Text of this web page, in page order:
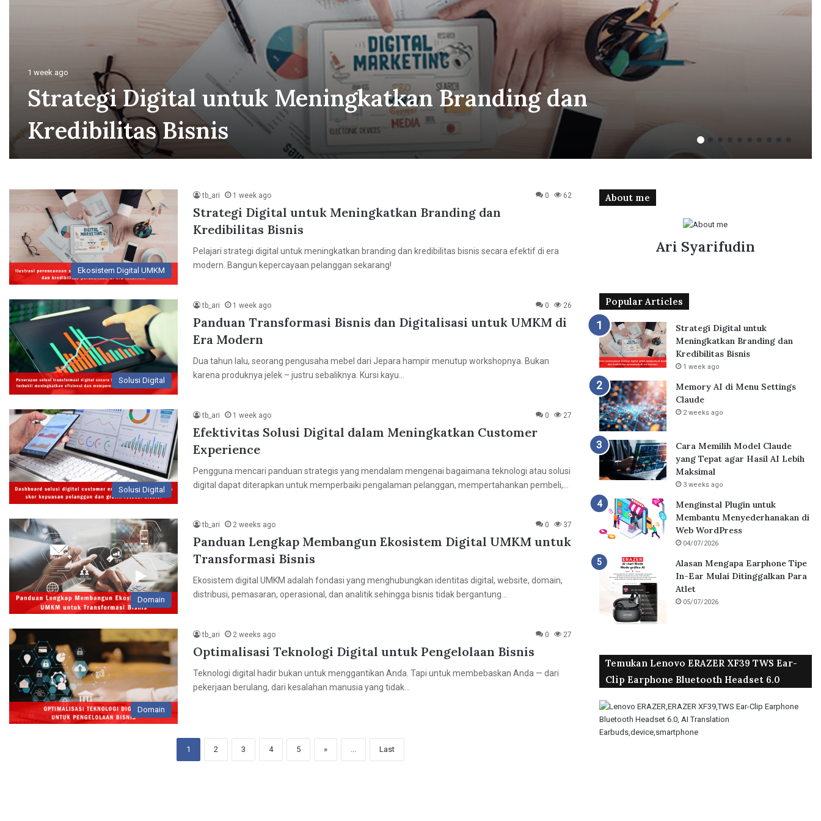
1 week ago
Strategi Digital untuk Meningkatkan Branding dan
Kredibilitas Bisnis
Ekosistem Digital UMKM
tb_ari 1 week ago 0 62
Strategi Digital untuk Meningkatkan Branding dan
Kredibilitas Bisnis
Pelajari strategi digital untuk meningkatkan branding dan kredibilitas bisnis secara efektif di era
modern. Bangun kepercayaan pelanggan sekarang!
Solusi Digital
tb_ari 1 week ago 0 26
Panduan Transformasi Bisnis dan Digitalisasi untuk UMKM di
Era Modern
Dua tahun lalu, seorang pengusaha mebel dari Jepara hampir menutup workshopnya. Bukan
karena produknya jelek – justru sebaliknya. Kursi kayu…
Solusi Digital
tb_ari 1 week ago 0 27
Efektivitas Solusi Digital dalam Meningkatkan Customer
Experience
Pengguna mencari panduan strategis yang mendalam mengenai bagaimana teknologi atau solusi
digital dapat diterapkan untuk memperbaiki pengalaman pelanggan, mempertahankan pembeli,…
Domain
tb_ari 2 weeks ago 0 37
Panduan Lengkap Membangun Ekosistem Digital UMKM untuk
Transformasi Bisnis
Ekosistem digital UMKM adalah fondasi yang menghubungkan identitas digital, website, domain,
distribusi, pemasaran, operasional, dan analitik sehingga bisnis tidak bergantung…
Domain
tb_ari 2 weeks ago 0 27
Optimalisasi Teknologi Digital untuk Pengelolaan Bisnis
Teknologi digital hadir bukan untuk menggantikan Anda. Tapi untuk membebaskan Anda — dari
pekerjaan berulang, dari kesalahan manusia yang tidak…
1 2 3 4 5 » Last
About me
Ari Syarifudin
Popular Articles
Strategi Digital untuk
Meningkatkan Branding dan
Kredibilitas Bisnis
1 week ago
Memory AI di Menu Settings
Claude
2 weeks ago
Cara Memilih Model Claude
yang Tepat agar Hasil AI Lebih
Maksimal
3 weeks ago
Menginstal Plugin untuk
Membantu Menyederhanakan di
Web WordPress
04/07/2026
Alasan Mengapa Earphone Tipe
In-Ear Mulai Ditinggalkan Para
Atlet
05/07/2026
Temukan Lenovo ERAZER XF39 TWS Ear-
Clip Earphone Bluetooth Headset 6.0